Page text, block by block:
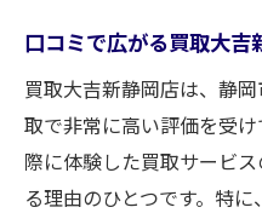
口コミで広がる買取大吉
買取大吉新静岡店は、静
取で非常に高い評価を受
際に体験した買取サービ
る理由のひとつです。特